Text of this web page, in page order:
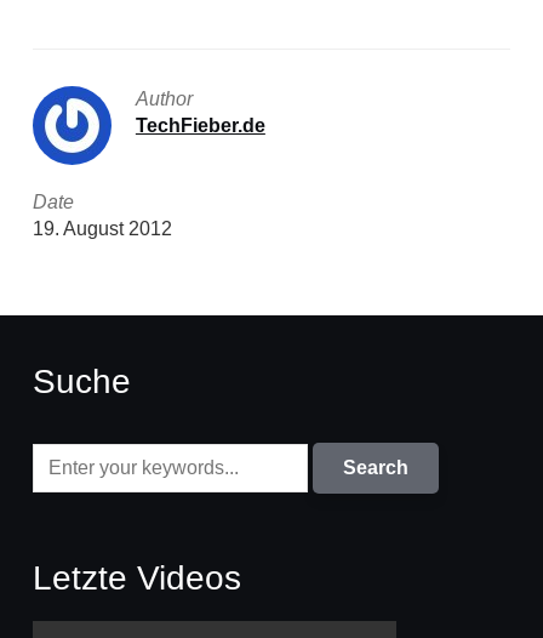
Author
TechFieber.de
Date
19. August 2012
Suche
Letzte Videos